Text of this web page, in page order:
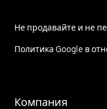
Не продавайте и не
Политика Google в
Компания